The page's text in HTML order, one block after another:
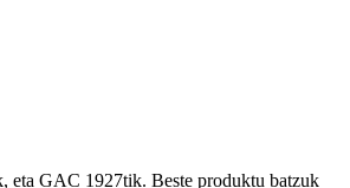
eta GAC 1927tik. Beste produktu batzuk